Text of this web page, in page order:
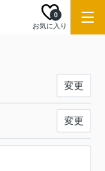
お気に入り
0
変更
変更